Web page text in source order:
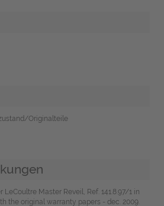
Originalteile
Master Reveil, Ref. 141.8.97/1 in
the original warranty papers - dec. 2009.